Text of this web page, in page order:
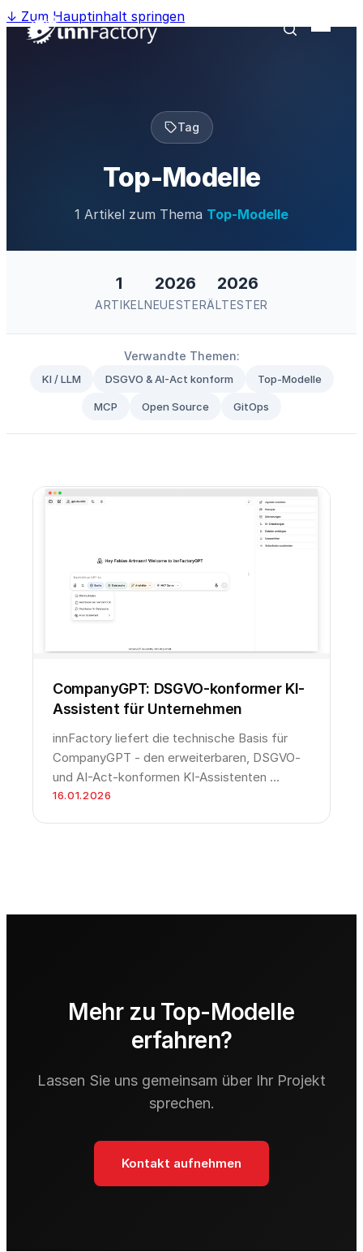
↓ Zum Hauptinhalt springen
Tag
Top-Modelle
1 Artikel zum Thema Top-Modelle
1
ARTIKEL
2026
NEUESTER
2026
ÄLTESTER
Verwandte Themen:
KI / LLM DSGVO & AI-Act konform Top-Modelle
MCP Open Source GitOps
CompanyGPT: DSGVO-konformer KI-
Assistent für Unternehmen
innFactory liefert die technische Basis für
CompanyGPT - den erweiterbaren, DSGVO-
und AI-Act-konformen KI-Assistenten …
16.01.2026
Mehr zu Top-Modelle
erfahren?
Lassen Sie uns gemeinsam über Ihr Projekt
sprechen.
Kontakt aufnehmen